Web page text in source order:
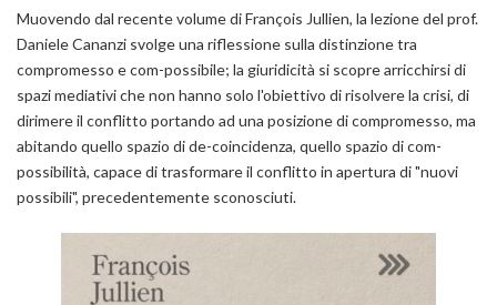
Muovendo dal recente volume di François Jullien, la lezione del prof.
Daniele Cananzi svolge una riflessione sulla distinzione tra
compromesso e com-possibile; la giuridicità si scopre arricchirsi di
spazi mediativi che non hanno solo l'obiettivo di risolvere la crisi, di
dirimere il conflitto portando ad una posizione di compromesso, ma
abitando quello spazio di de-coincidenza, quello spazio di com-
possibilità, capace di trasformare il conflitto in apertura di "nuovi
possibili", precedentemente sconosciuti.